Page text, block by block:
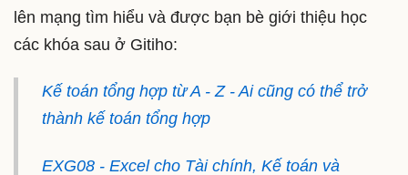
lên mạng tìm hiểu và được bạn bè giới thiệu học
các khóa sau ở Gitiho:
Kế toán tổng hợp từ A - Z - Ai cũng có thể trở
thành kế toán tổng hợp
EXG08 - Excel cho Tài chính, Kế toán và